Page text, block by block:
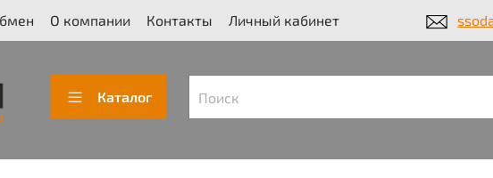
О компании Контакты Личный кабинет
Каталог